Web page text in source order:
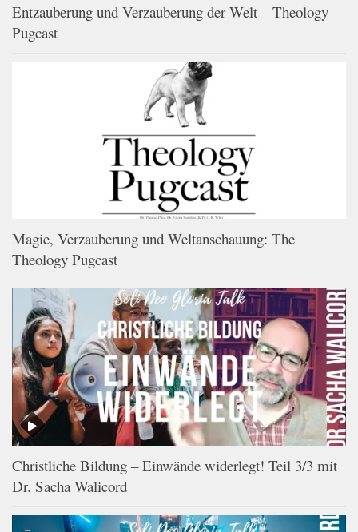
Entzauberung und Verzauberung der Welt – Theology
Pugcast
Magie, Verzauberung und Weltanschauung: The
Theology Pugcast
Christliche Bildung – Einwände widerlegt! Teil 3/3 mit
Dr. Sacha Walicord